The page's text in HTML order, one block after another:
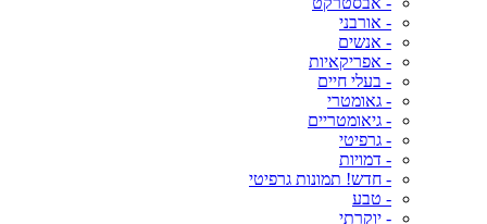
- אורבני
- אנשים
- אפריקאיות
- בעלי חיים
- גאומטרי
- גיאומטריים
- גרפיטי
- דמויות
- חדש! תמונות גרפיטי
- טבע
- יוקרתי